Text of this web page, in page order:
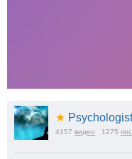
★ Psychologist
4157 видео 1275